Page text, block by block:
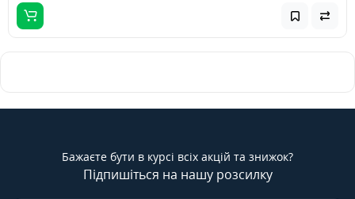
Бажаєте бути в курсі всіх акцій та знижок?
Підпишіться на нашу розсилку